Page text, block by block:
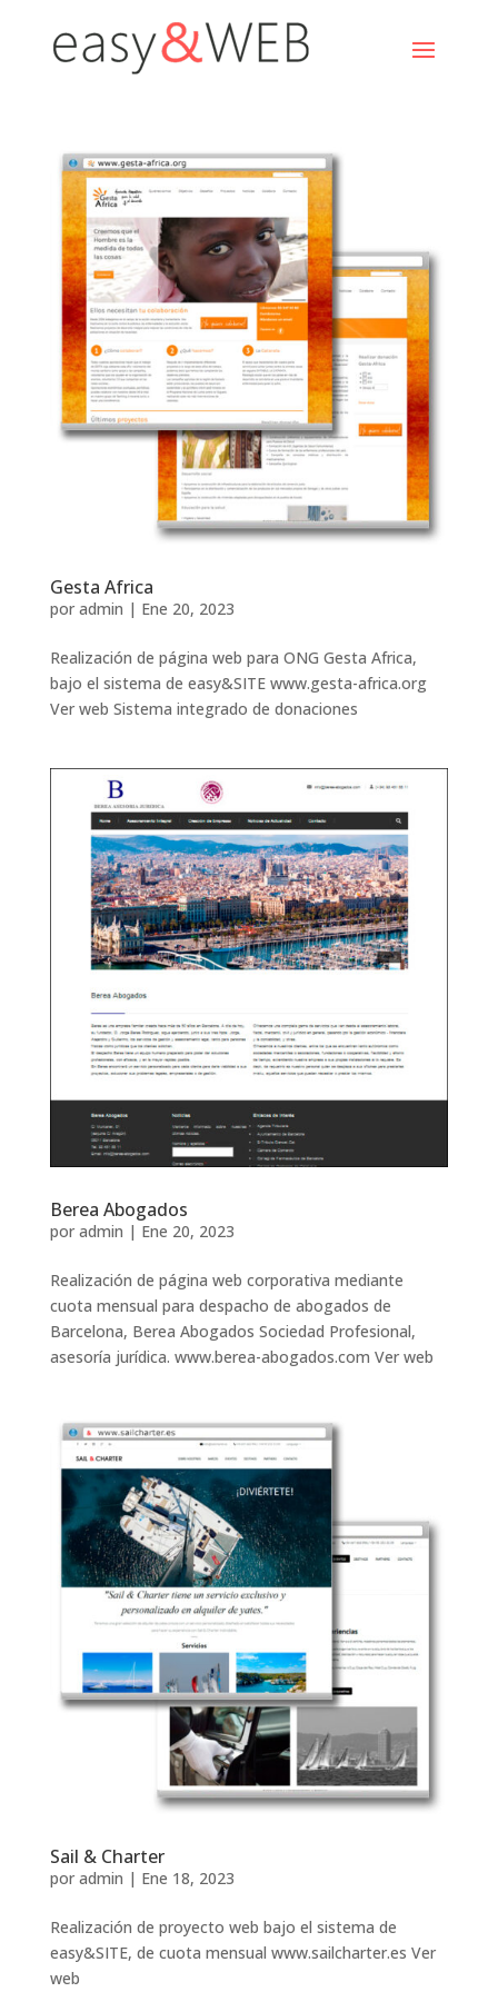
Gesta Africa
por admin | Ene 20, 2023
Realización de página web para ONG Gesta Africa,
bajo el sistema de easy&SITE www.gesta-africa.org
Ver web Sistema integrado de donaciones
Berea Abogados
por admin | Ene 20, 2023
Realización de página web corporativa mediante
cuota mensual para despacho de abogados de
Barcelona, Berea Abogados Sociedad Profesional,
asesoría jurídica. www.berea-abogados.com Ver web
Sail & Charter
por admin | Ene 18, 2023
Realización de proyecto web bajo el sistema de
easy&SITE, de cuota mensual www.sailcharter.es Ver
web